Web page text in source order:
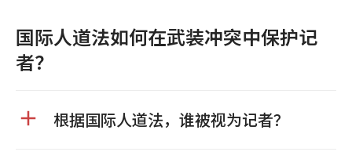
国际人道法如何在武装冲突中保护记
者？
根据国际人道法，谁被视为记者？